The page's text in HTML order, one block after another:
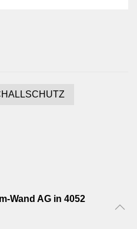
Wand AG in 4052